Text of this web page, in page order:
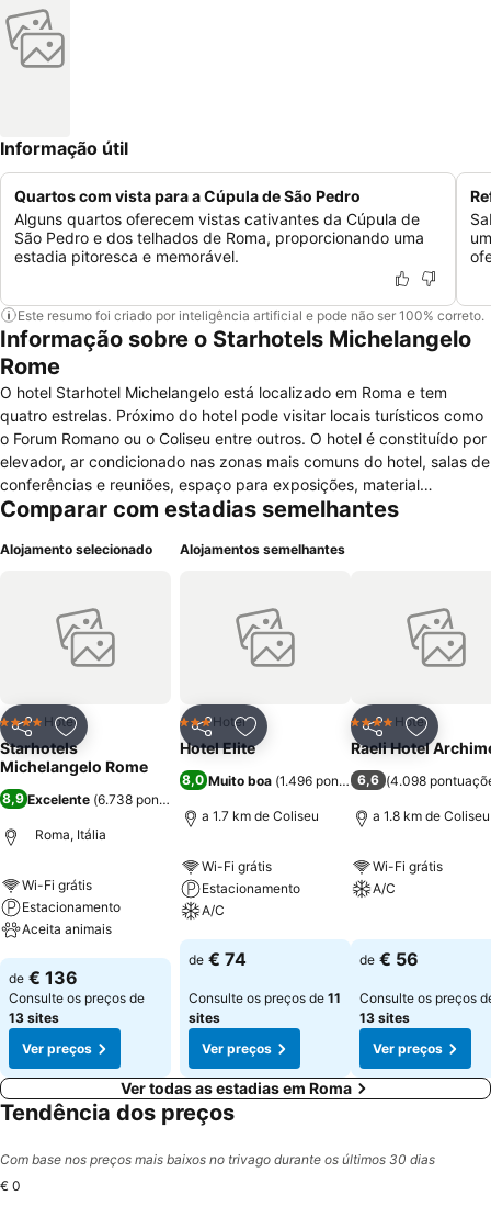
Informação útil
Quartos com vista para a Cúpula de São Pedro
Alguns quartos oferecem vistas cativantes da Cúpula de
São Pedro e dos telhados de Roma, proporcionando uma
estadia pitoresca e memorável.
Este resumo foi criado por inteligência artificial e pode não ser 100% correto.
Informação sobre o Starhotels Michelangelo
Rome
O hotel Starhotel Michelangelo está localizado em Roma e tem
quatro estrelas. Próximo do hotel pode visitar locais turísticos como
o Forum Romano ou o Coliseu entre outros. O hotel é constituído por
elevador, ar condicionado nas zonas mais comuns do hotel, salas de
conferências e reuniões, espaço para exposições, material
tecnológico e cofre presente na recepção do hotel. Além disso pode
serviços existe no hotel serviços de lavandaria, de secretaria, de
turística. O hotel tem 179 quartos de hotel que estão equipados
com mesa de escritório, janelas que possuem vista, kit de costura,
cofre, telefone, ar condicionado, TV com canais por satélite, mini
banho, são limpos todos os dias e são destinados a pessoas não
fumadoras.
Comparar com estadias semelhantes
Alojamento selecionado
PartilharAdicionar aos favoritos
4 EstrelasHotel
Starhotels
Michelangelo Rome
8,9 Excelente (6.738 pontuações
Roma, Itália
Wi-Fi grátis
Estacionamento
Aceita animais
Ver preços
de € 136
Consulte os preços de
13 sites
Ver preços
Alojamentos semelhantes
PartilharAdicionar aos favoritos
3 Estrelas
Hotel
Hotel Elite
8,0 Muito boa (1.496 pontuações)
a 1.7 km de Coliseu
Wi-Fi grátis
Estacionamento
A/C
Ver preços
de € 74
Consulte os preços de 11
sites
Ver preços
Partilhar
4 EstrelasHotel
Raeli Hotel
6,6 (4.098
a 1.8 km de Coliseu
Wi-Fi grátis
A/C
de € 56
Consulte os preços
13 sites
Ver preços
Ver todas as estadias em Roma
Tendência dos preços
Com base nos preços mais baixos no trivago durante os últimos 30 dias
€ 0